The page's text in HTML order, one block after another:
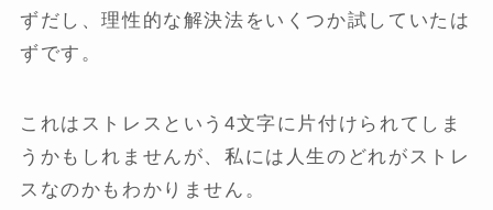
ずだし、理性的な解決法をいくつか試していたは
ずです。
これはストレスという4文字に片付けられてしま
うかもしれませんが、私には人生のどれがストレ
スなのかもわかりません。